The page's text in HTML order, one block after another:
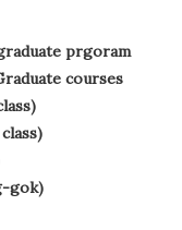
prgoram
courses
gok)